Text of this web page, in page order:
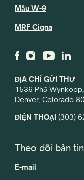
ĐỊA CHỈ GỬI THƯ
1536 Phố
Denver, Colorado
ĐIỆN THOẠI (303)
Mẫu W-9
MRF Cigna
Theo dõi bản
E-mail